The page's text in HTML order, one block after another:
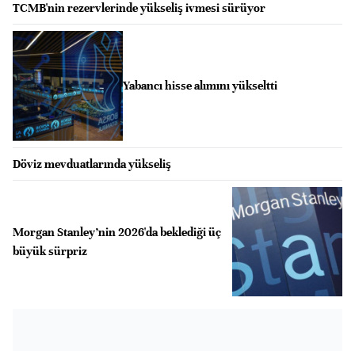
TCMB'nin rezervlerinde yükseliş ivmesi sürüyor
Yabancı hisse alımını yükseltti
Döviz mevduatlarında yükseliş
Morgan Stanley’nin 2026'da beklediği üç
büyük sürpriz